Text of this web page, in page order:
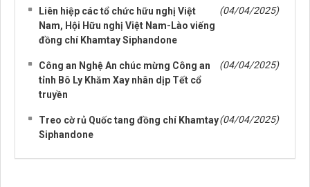
Liên hiệp các tổ chức hữu nghị Việt
Nam, Hội Hữu nghị Việt Nam-Lào viếng
đồng chí Khamtay Siphandone
(04/04/2025)
Công an Nghệ An chúc mừng Công an
tỉnh Bô Ly Khăm Xay nhân dịp Tết cổ
truyền
(04/04/2025)
Treo cờ rủ Quốc tang đồng chí Khamtay
Siphandone
(04/04/2025)